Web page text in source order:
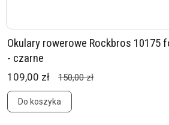
Okulary rowerowe Rockbros 10175
- czarne
109,00 zł 150,00 zł
Do koszyka